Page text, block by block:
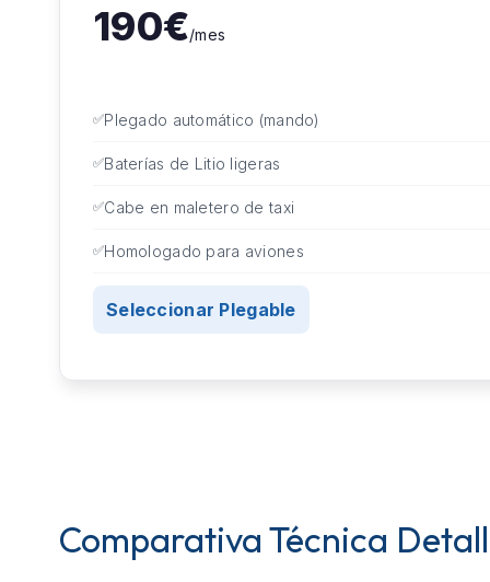
190€/mes
Plegado automático (mando)
Baterías de Litio ligeras
Cabe en maletero de taxi
Homologado para aviones
Seleccionar Plegable
Comparativa Técnica